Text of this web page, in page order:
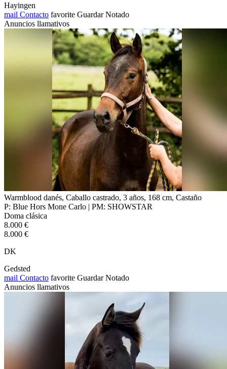
Hayingen
mail Contacto favorite Guardar Notado
Anuncios llamativos
Warmblood danés, Caballo castrado, 3 años, 168 cm, Castaño
P: Blue Hors Mone Carlo | PM: SHOWSTAR
Doma clásica
8.000 €
8.000 €
DK
Gedsted
mail Contacto favorite Guardar Notado
Anuncios llamativos